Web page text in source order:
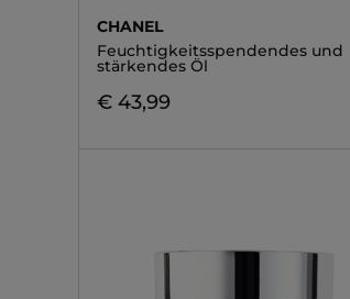
CHANEL
Feuchtigkeitsspendendes und
stärkendes Öl
€ 43,99